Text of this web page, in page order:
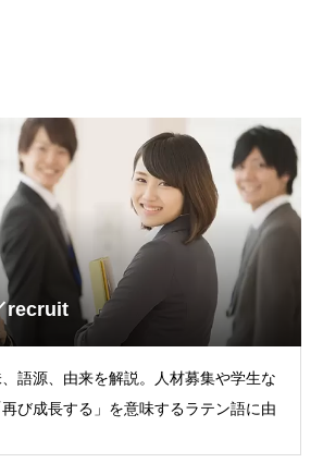
recruit
語源、由来を解説。人材募集や学生な
び成長する」を意味するラテン語に由